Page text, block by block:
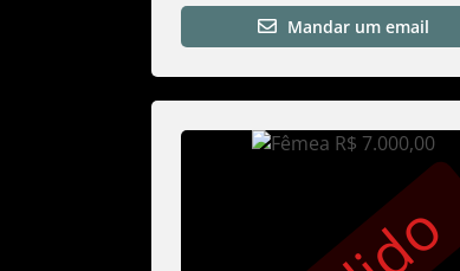
Mandar um email